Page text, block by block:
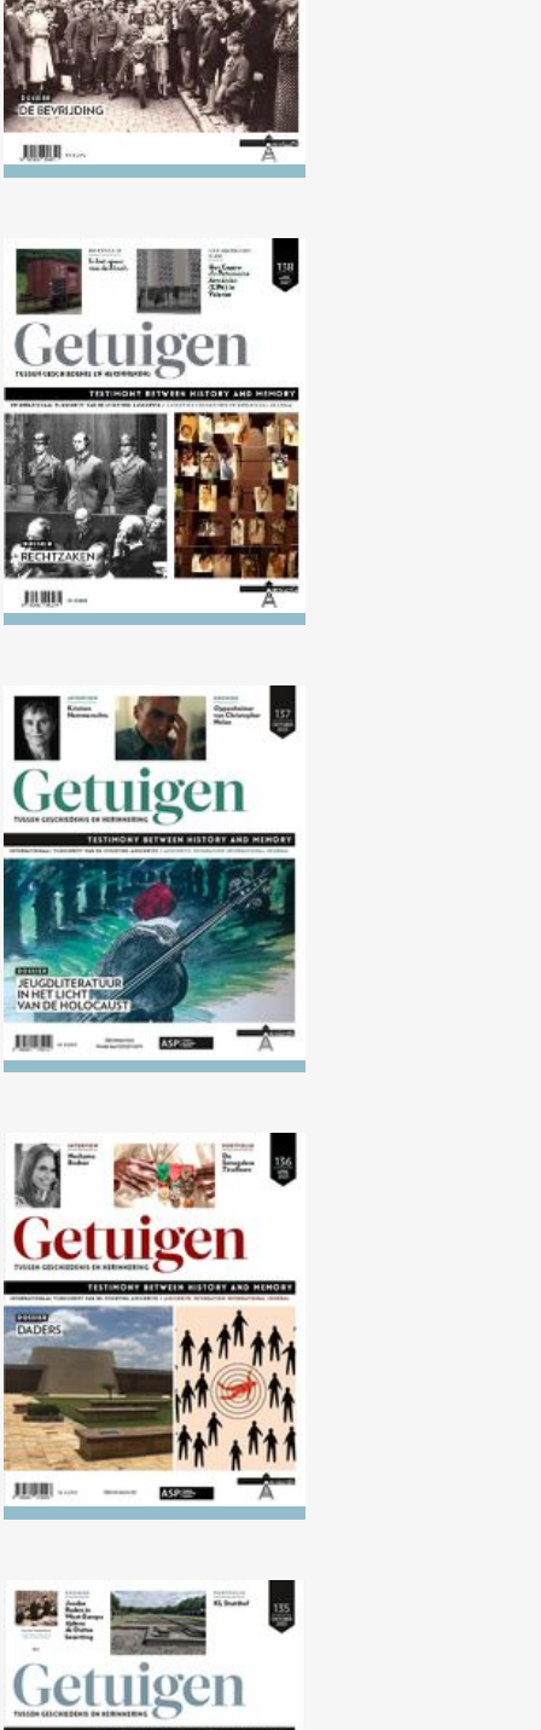
Nr. 138 (04/2024) Rechtzaken
Nr. 137 (10/2023) Jeugdliteratuur
in het licht van de Holocaust
Nr. 136 (04/2023) Daders
Nr. 135 (10/2022)
Ongehoorzaamheid